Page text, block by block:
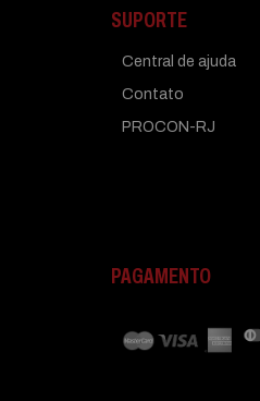
SUPORTE
Central de ajuda
Contato
PROCON-RJ
PAGAMENTO